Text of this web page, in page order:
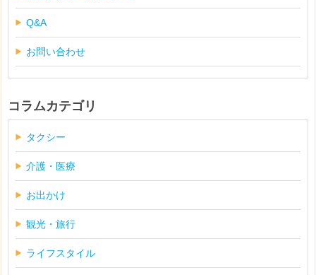
Q&A
お問い合わせ
コラムカテゴリ
タクシー
介護・医療
お出かけ
観光・旅行
ライフスタイル